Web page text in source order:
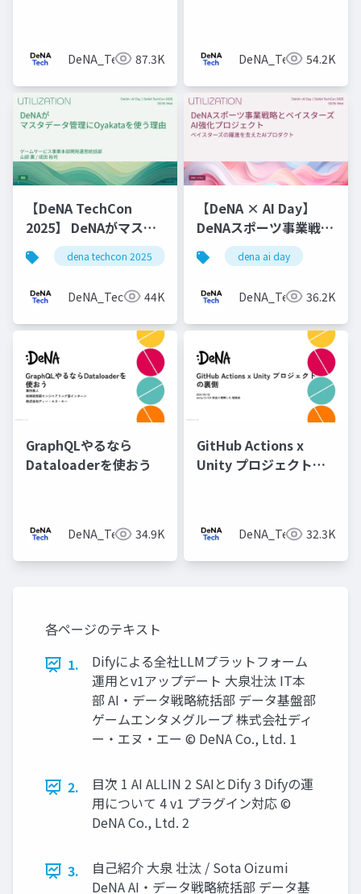
DeNA_Tech 87.3K DeNA_Tech 54.2K
【DeNA TechCon
2025】 DeNAがマスタ
データ管理にOyakata
を使う理由
dena techcon 2025
DeNA_Tech 44K
【DeNA × AI Day】
DeNAスポーツ事業戦略
とベイスターズAI強化
プロジェクト
dena ai day
DeNA_Tech 36.2K
GraphQLやるなら
Dataloaderを使おう
DeNA_Tech 34.9K
GitHub Actions x
Unity プロジェクトの
DeNA_Tech 32.3K
各ページのテキスト
1.
Difyによる全社LLMプラットフォーム
運用とv1アップデート 大泉壮汰 IT本
部 AI・データ戦略統括部 データ基盤部
ゲームエンタメグループ 株式会社ディ
ー・エヌ・エー © DeNA Co., Ltd. 1
2.
目次 1 AI ALLIN 2 SAIとDify 3 Difyの運
用について 4 v1 プラグイン対応 ©
DeNA Co., Ltd. 2
3.
自己紹介 大泉 壮汰 / Sota Oizumi
DeNA AI・データ戦略統括部 データ基